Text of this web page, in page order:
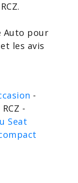
.
Auto pour
et les avis
-
-
Seat